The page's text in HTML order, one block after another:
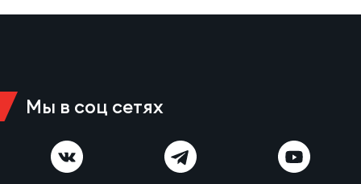
Мы в соц сетях